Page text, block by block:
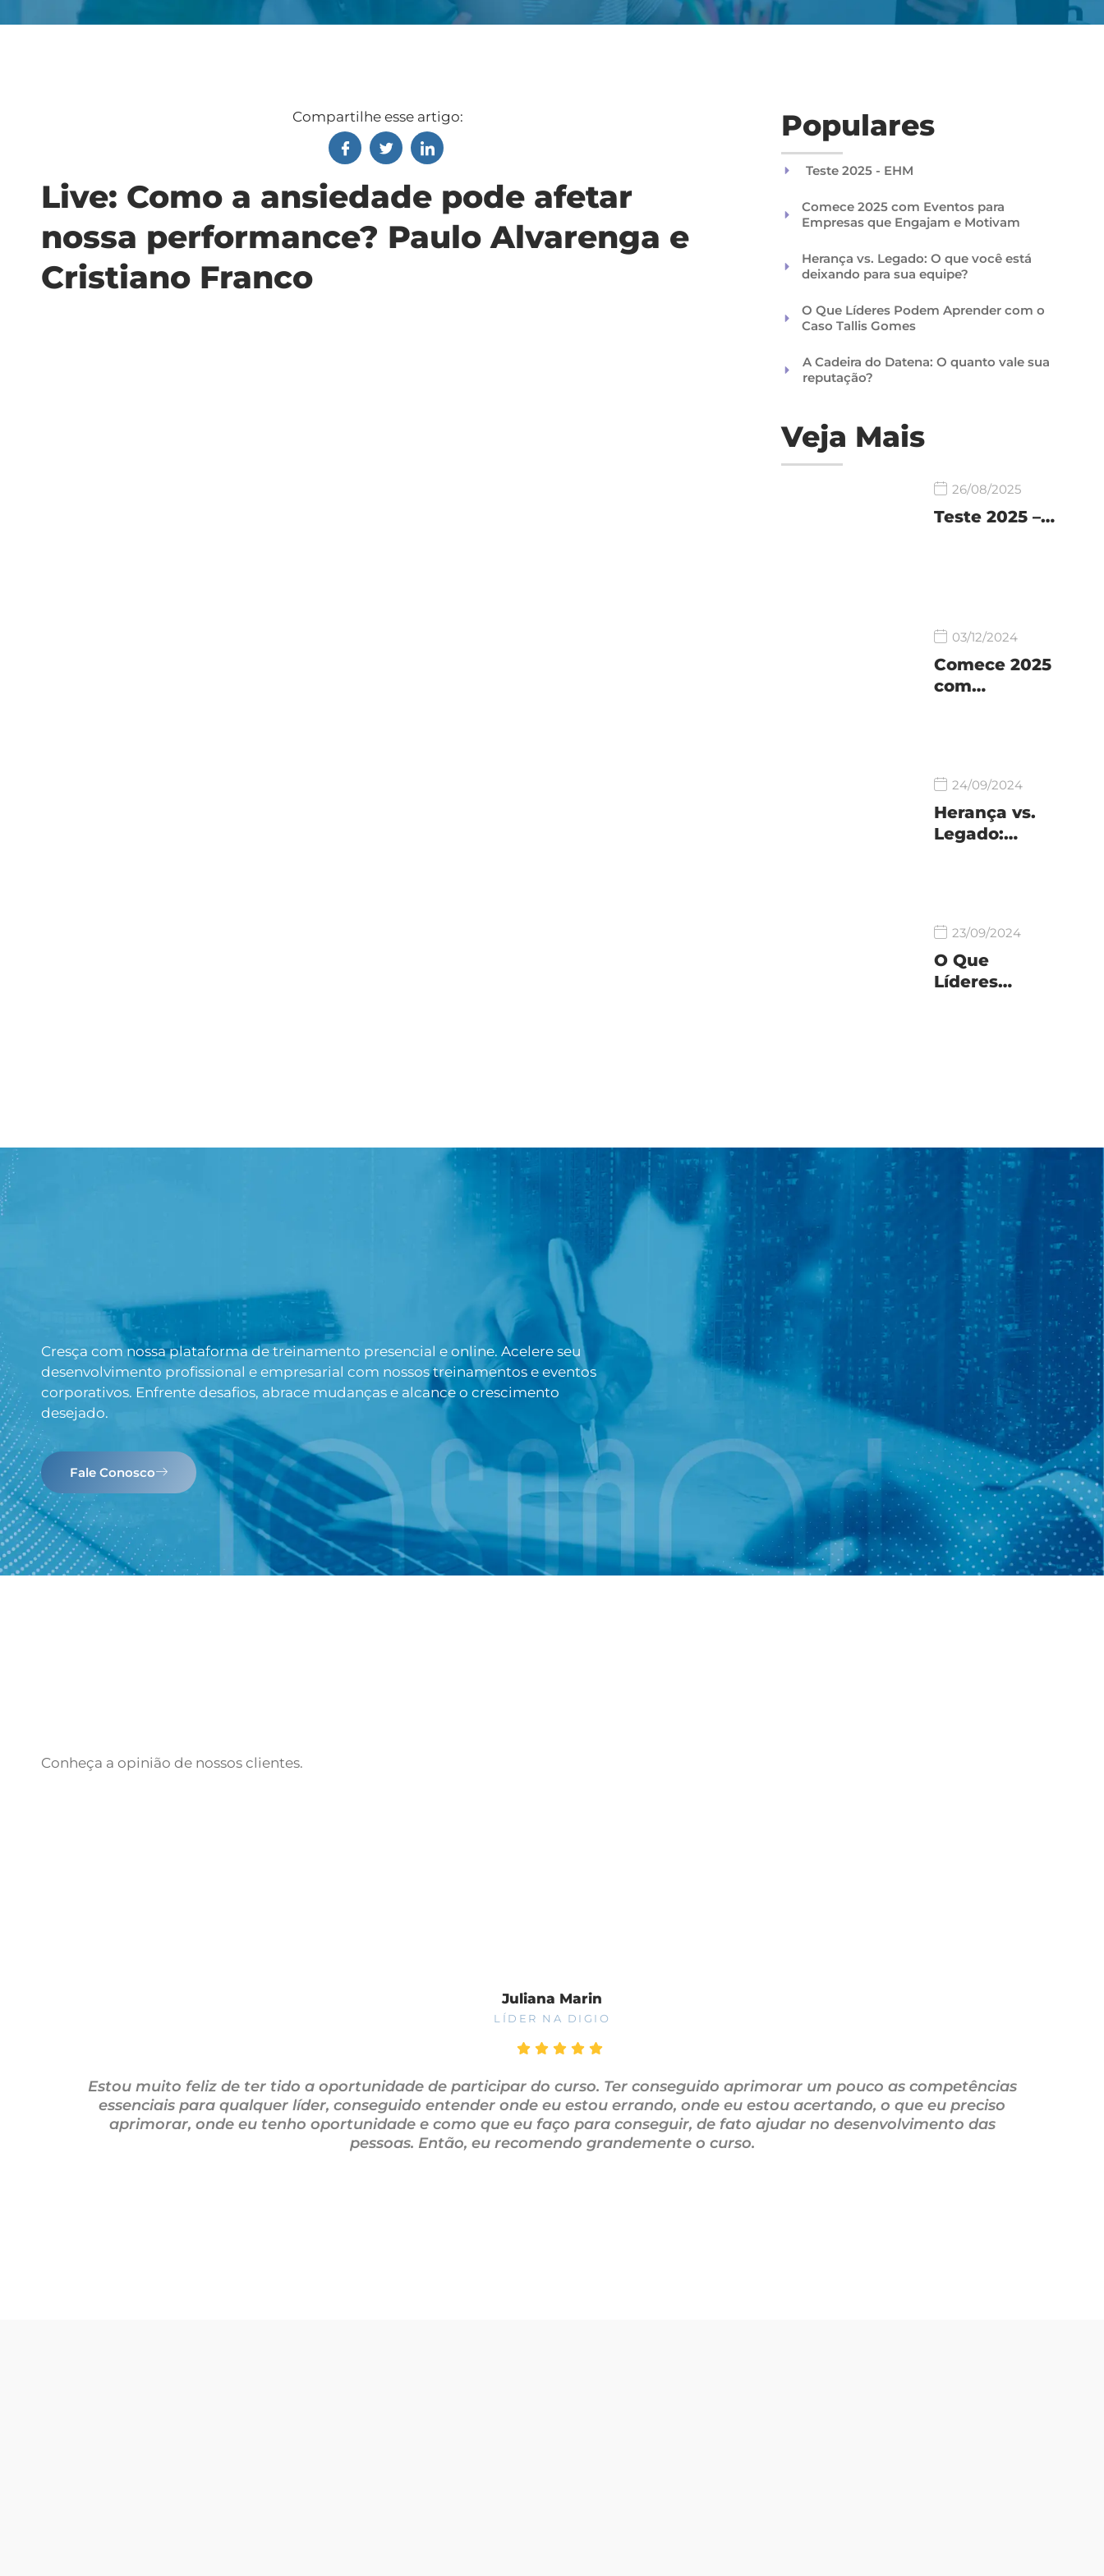
Compartilhe esse artigo:
Live: Como a ansiedade pode afetar
nossa performance? Paulo Alvarenga e
Cristiano Franco
Populares
Teste 2025 - EHM
Comece 2025 com Eventos para
Empresas que Engajam e Motivam
Herança vs. Legado: O que você está
deixando para sua equipe?
O Que Líderes Podem Aprender com o
Caso Tallis Gomes
A Cadeira do Datena: O quanto vale sua
reputação?
Veja Mais
26/08/2025
Teste 2025 –…
03/12/2024
Comece 2025
com…
24/09/2024
Herança vs.
Legado:…
23/09/2024
O Que
Líderes…
Cresça com nossa plataforma de treinamento presencial e online. Acelere seu
desenvolvimento profissional e empresarial com nossos treinamentos e eventos
corporativos. Enfrente desafios, abrace mudanças e alcance o crescimento
desejado.
Fale Conosco
Conheça a opinião de nossos clientes.
Juliana Marin
LÍDER NA DIGIO
Estou muito feliz de ter tido a oportunidade de participar do curso. Ter conseguido aprimorar um pouco as competências
essenciais para qualquer líder, conseguido entender onde eu estou errando, onde eu estou acertando, o que eu preciso
aprimorar, onde eu tenho oportunidade e como que eu faço para conseguir, de fato ajudar no desenvolvimento das
pessoas. Então, eu recomendo grandemente o curso.